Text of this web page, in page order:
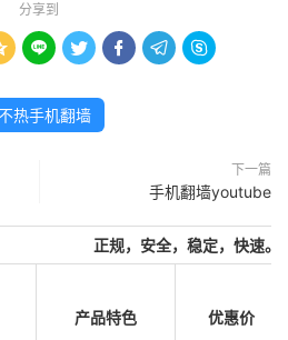
分享到
    
热手机翻墙
下一篇
手机翻墙youtube
正规，安全，稳定，快速。
产品特色 优惠价